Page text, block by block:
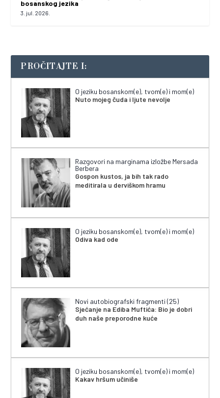
bosanskog jezika
3. jul. 2026.
PROČITAJTE I:
O jeziku bosanskom(e), tvom(e) i mom(e)
Nuto mojeg čuda i ljute nevolje
Razgovori na marginama izložbe Mersada
Berbera
Gospon kustos, ja bih tak rado
meditirala u derviškom hramu
O jeziku bosanskom(e), tvom(e) i mom(e)
Odiva kad ode
Novi autobiografski fragmenti (25)
Sjećanje na Ediba Muftića: Bio je dobri
duh naše preporodne kuće
O jeziku bosanskom(e), tvom(e) i mom(e)
Kakav hršum učiniše